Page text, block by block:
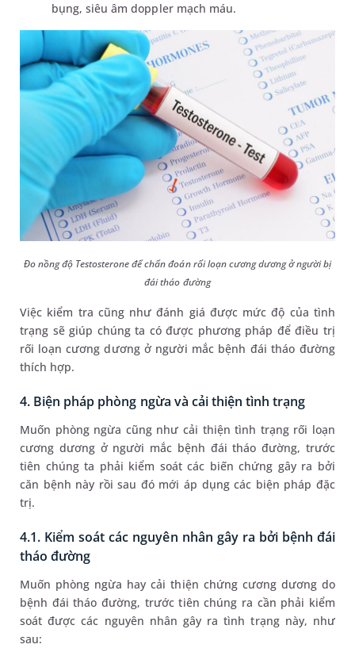
bụng, siêu âm doppler mạch máu.
Đo nồng độ Testosterone để chẩn đoán rối loạn cương dương ở người bị
đái tháo đường
Việc kiểm tra cũng như đánh giá được mức độ của tình
trạng sẽ giúp chúng ta có được phương pháp để điều trị
rối loạn cương dương ở người mắc bệnh đái tháo đường
thích hợp.
4. Biện pháp phòng ngừa và cải thiện tình trạng
Muốn phòng ngừa cũng như cải thiện tình trạng rối loạn
cương dương ở người mắc bệnh đái tháo đường, trước
tiên chúng ta phải kiểm soát các biến chứng gây ra bởi
căn bệnh này rồi sau đó mới áp dụng các biện pháp đặc
trị.
4.1. Kiểm soát các nguyên nhân gây ra bởi bệnh đái
tháo đường
Muốn phòng ngừa hay cải thiện chứng cương dương do
bệnh đái tháo đường, trước tiên chúng ra cần phải kiểm
soát được các nguyên nhân gây ra tình trạng này, như
sau: